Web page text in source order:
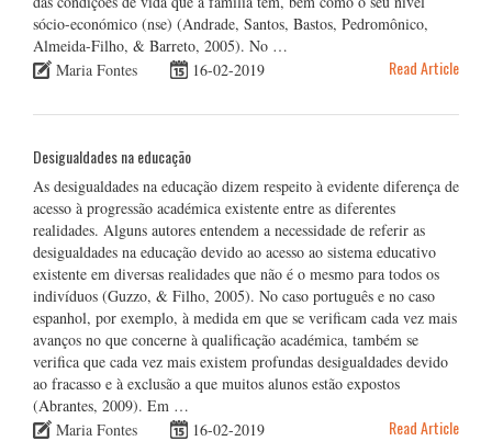
sócio-económico (nse) (Andrade, Santos, Bastos, Pedromônico,
Almeida-Filho, & Barreto, 2005). No …
Maria Fontes
16-02-2019 Read Article
Desigualdades na educação
As desigualdades na educação dizem respeito à evidente diferença de
acesso à progressão académica existente entre as diferentes
realidades. Alguns autores entendem a necessidade de referir as
desigualdades na educação devido ao acesso ao sistema educativo
existente em diversas realidades que não é o mesmo para todos os
indivíduos (Guzzo, & Filho, 2005). No caso português e no caso
espanhol, por exemplo, à medida em que se verificam cada vez mais
avanços no que concerne à qualificação académica, também se
verifica que cada vez mais existem profundas desigualdades devido
ao fracasso e à exclusão a que muitos alunos estão expostos
(Abrantes, 2009). Em …
Maria Fontes
16-02-2019 Read Article